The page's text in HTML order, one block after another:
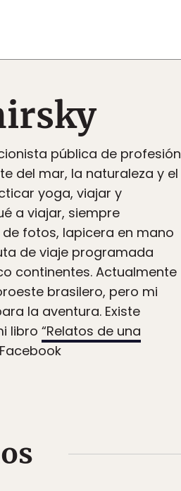
pública de profesión
del mar, la naturaleza y el
yoga, viajar y
a viajar, siempre
fotos, lapicera en mano
de viaje programada
continentes. Actualmente
brasilero, pero mi
la aventura. Existe
libro “Relatos de una